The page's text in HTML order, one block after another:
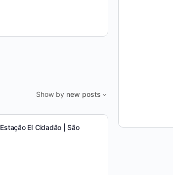
Show by new posts
Estação EI Cidadão | São